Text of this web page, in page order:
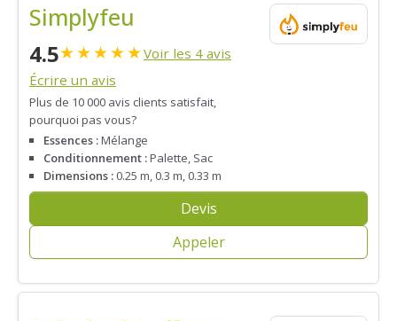
Simplyfeu
4.5★★★★★Voir les 4 avis
Écrire un avis
Plus de 10 000 avis clients satisfait,
pourquoi pas vous?
Essences :Mélange
Conditionnement :Palette, Sac
Dimensions : 0.25 m, 0.3 m, 0.33 m
Devis
Appeler